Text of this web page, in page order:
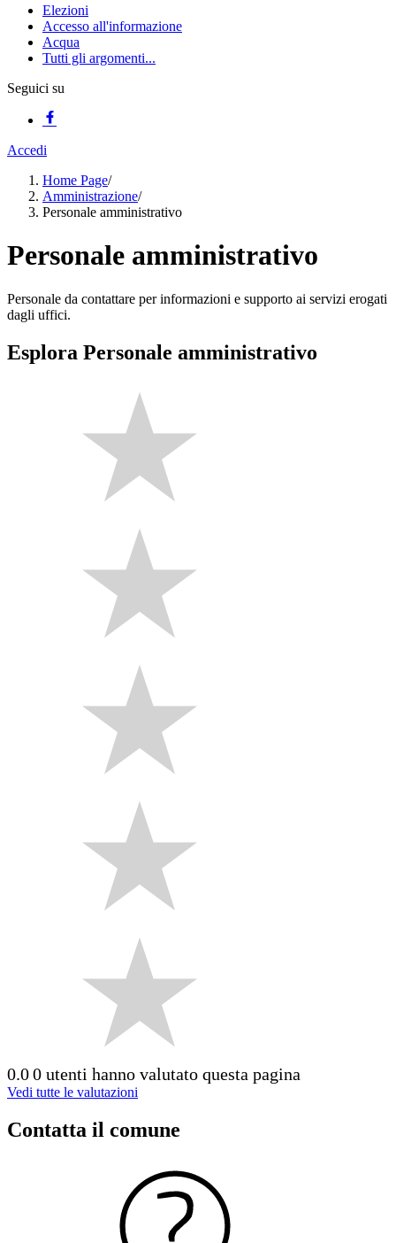
Elezioni
Accesso all'informazione
Acqua
Tutti gli argomenti...
Seguici su
Accedi
Home Page/
Amministrazione/
Personale amministrativo
Personale amministrativo
Personale da contattare per informazioni e supporto ai servizi erogati
dagli uffici.
Esplora Personale amministrativo
0.00 utenti hanno valutato questa pagina
Vedi tutte le valutazioni
Contatta il comune